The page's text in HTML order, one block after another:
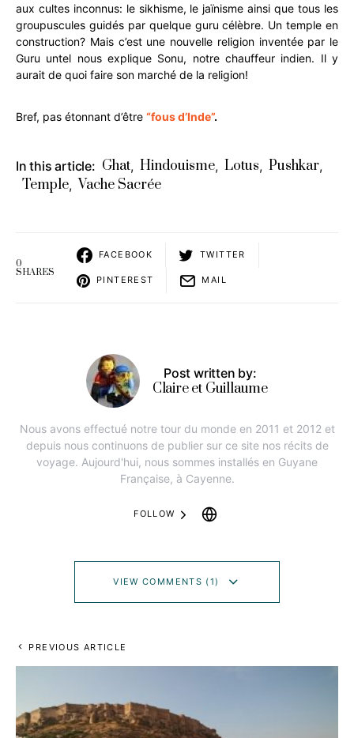
aux cultes inconnus: le sikhisme, le jaïnisme ainsi que tous les
groupuscules guidés par quelque guru célèbre. Un temple en
construction? Mais c’est une nouvelle religion inventée par le
Guru untel nous explique Sonu, notre chauffeur indien. Il y
aurait de quoi faire son marché de la religion!
Bref, pas étonnant d’être “fous d’Inde”.
In this article: Ghat, Hindouisme, Lotus, Pushkar,
Temple, Vache Sacrée
0
SHARES
FACEBOOK TWITTER
PINTEREST MAIL
Post written by:
Claire et Guillaume
Nous avons effectué notre tour du monde en 2011 et 2012 et
depuis nous continuons de publier sur ce site nos récits de
voyage. Aujourd'hui, nous sommes installés en Guyane
Française, à Cayenne.
FOLLOW
VIEW COMMENTS (1)
PREVIOUS ARTICLE